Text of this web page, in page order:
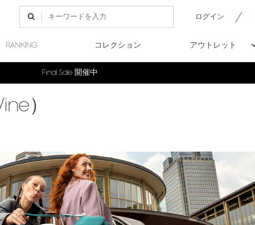
ログイン
RANKING コレクション アウトレット
Final Sale 開催中
）